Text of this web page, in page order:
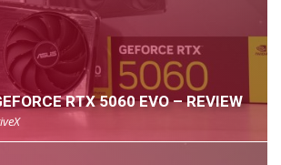
RTX 5060 EVO – REVIEW